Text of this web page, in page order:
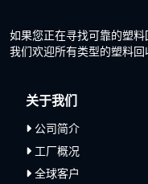
如果您正在寻找可靠的塑料
我们欢迎所有类型的塑料回
关于我们
公司简介
工厂概况
全球客户